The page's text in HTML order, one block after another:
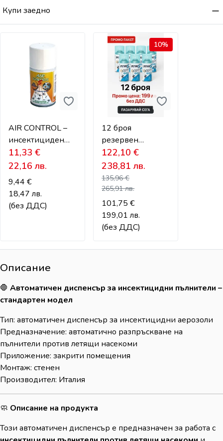
Купи заедно
AIR CONTROL –
инсектициден
аерозол за
унищожаване на
11,33 €
22,16 лв.
9,44 €
18,47 лв.
(без ДДС)
10%
12 броя
резервен
пълнител за
унищожаване на
Мухи, Комари и
др. насекоми
122,10€
238,81лв.
135,96€
265,91лв.
101,75€
199,01лв.
(без ДДС)
Описание
🛑 Автоматичен диспенсър за инсектицидни пълнители –
стандартен модел
Тип: автоматичен диспенсър за инсектицидни аерозоли
Предназначение: автоматично разпръскване на
пълнители против летящи насекоми
Приложение: закрити помещения
Монтаж: стенен
Производител: Италия
🧼 Описание на продукта
Този автоматичен диспенсър е предназначен за работа с